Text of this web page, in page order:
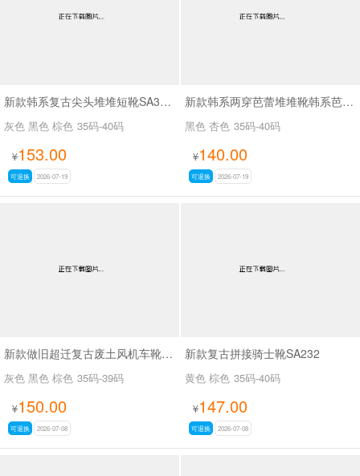
新款韩系复古尖头堆堆短靴SA3050-2
灰色 黑色 棕色 35码-40码
¥153.00
可退换 2026-07-19
新款韩系两穿芭蕾堆堆靴韩系芭蕾两穿靴SA3030
黑色 杏色 35码-40码
¥140.00
可退换 2026-07-19
新款做旧超迁复古废土风机车靴SA8036
灰色 黑色 棕色 35码-39码
¥150.00
可退换 2026-07-08
新款复古拼接骑士靴SA232
黄色 棕色 35码-40码
¥147.00
可退换 2026-07-08